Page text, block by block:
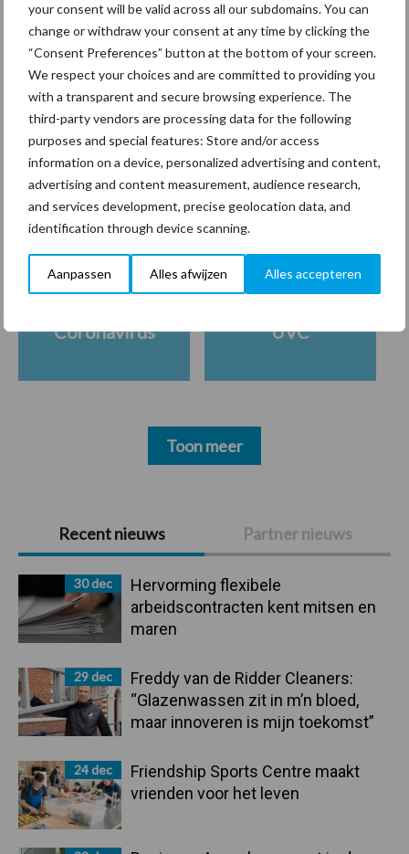
your consent will be valid across all our subdomains. You can
change or withdraw your consent at any time by clicking the
“Consent Preferences” button at the bottom of your screen.
We respect your choices and are committed to providing you
with a transparent and secure browsing experience. The
third-party vendors are processing data for the following
purposes and special features: Store and/or access
information on a device, personalized advertising and content,
advertising and content measurement, audience research,
and services development, precise geolocation data, and
identification through device scanning.
Aanpassen Alles afwijzen Alles accepteren
Primaire
Sidebar
Recent nieuws Partner nieuws
30 dec
Hervorming flexibele
arbeidscontracten kent mitsen en
maren
29 dec
Freddy van de Ridder Cleaners:
“Glazenwassen zit in m’n bloed,
maar innoveren is mijn toekomst”
24 dec
Friendship Sports Centre maakt
vrienden voor het leven
Freddy van de Ridder
Cleaners: “Glazenwassen
zit in m’n bloed, maar
innoveren is mijn toekomst”
Thema's Vakpartners
Coronavirus UVC
Toon meer